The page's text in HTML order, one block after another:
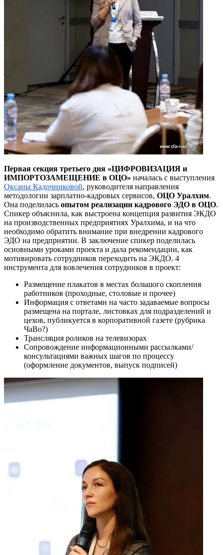
Первая секция третьего дня «ЦИФРОВИЗАЦИЯ и
ИМПОРТОЗАМЕЩЕНИЕ в ОЦО» началась с выступления
Оксаны Кадочниковой, руководителя направления
методологии зарплатно-кадровых сервисов, ОЦО Уралхим.
Она поделилась опытом реализации кадрового ЭДО в ОЦО.
Спикер объяснила, как выстроена концепция развития ЭКДО
на производственных предприятиях Уралхима, и на что
необходимо обратить внимание при внедрении кадрового
ЭДО на предприятии. В заключение спикер поделилась
основными уроками проекта и дала рекомендации, как
мотивировать сотрудников переходить на ЭКДО. 4
инструмента для вовлечения сотрудников в проект:
Размещение плакатов в местах большого скопления
работников (проходные, столовые и прочее)
Информация с ответами на часто задаваемые вопросы
размещена на портале, листовках для подразделений и
цехов, публикуется в корпоративной газете (рубрика
ЧаВо?)
Трансляция роликов на телевизорах
Сопровождение информационными рассылками/
консультациями важных шагов по процессу
(оформление документов, выпуск подписей)